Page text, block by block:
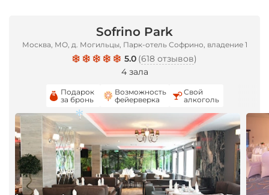
Sofrino Park
Москва, МО, д. Могильцы, Парк-отель Софрино, владение 1
5.0 (618 отзывов)
4 зала
Подарок
за бронь
Возможность
фейерверка
Свой
алкоголь
*